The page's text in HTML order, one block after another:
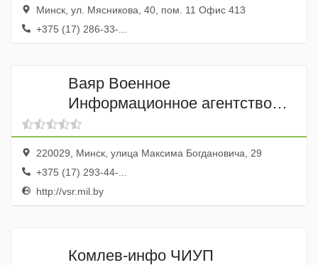
Минск, ул. Мясникова, 40, пом. 11 Офис 413
+375 (17) 286-33-...
Ваяр Военное
Информационное агентство
Вооруженных Сил Республики
Беларусь ГУ
220029, Минск, улица Максима Богдановича, 29
+375 (17) 293-44-...
http://vsr.mil.by
Комлев-инфо ЧИУП